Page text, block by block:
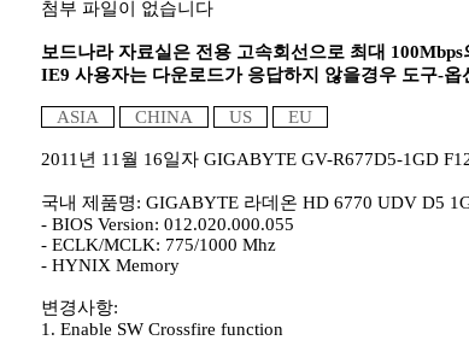
첨부 파일이 없습니다
보드나라 자료실은 전용 고속회선으로 최대
IE9 사용자는 다운로드가 응답하지 않을경우 도구-
ASIA CHINA US EU
2011년 11월 16일자 GIGABYTE GV-R677D5-1GD
국내 제품명: GIGABYTE 라데온 HD 6770 UDV D5
- BIOS Version: 012.020.000.055
- ECLK/MCLK: 775/1000 Mhz
- HYNIX Memory
변경사항:
1. Enable SW Crossfire function